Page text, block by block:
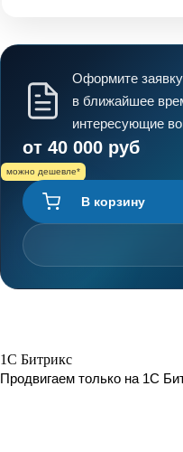
Оформите
в ближайшее
интересующие
от 40 000 руб
можно дешевле*
В корзину
1C Битрикс
Продвигаем только на 1С